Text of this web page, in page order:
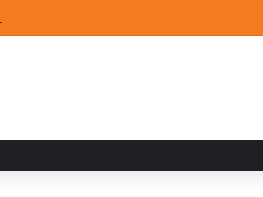
destacan en el MUTVI 2026